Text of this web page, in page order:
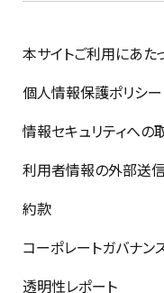
本サイトご利用にあた
個人情報保護ポリシー
情報セキュリティへの
利用者情報の外部送
約款
コーポレートガバナン
透明性レポート